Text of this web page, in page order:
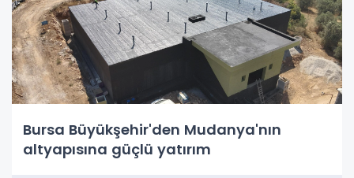
Bursa Büyükşehir'den Mudanya'nın
altyapısına güçlü yatırım